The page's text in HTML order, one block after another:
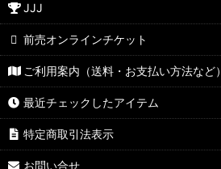
JJJ
前売オンラインチケット
ご利用案内（送料・お支払い方法など）
最近チェックしたアイテム
特定商取引法表示
お問い合せ